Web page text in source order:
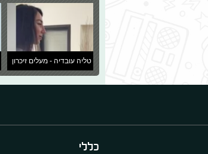
טליה עובדיה - מעלים זיכרון
כללי